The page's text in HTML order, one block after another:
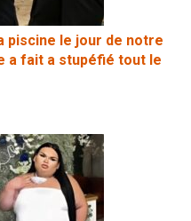
piscine le jour de notre
a fait a stupéfié tout le